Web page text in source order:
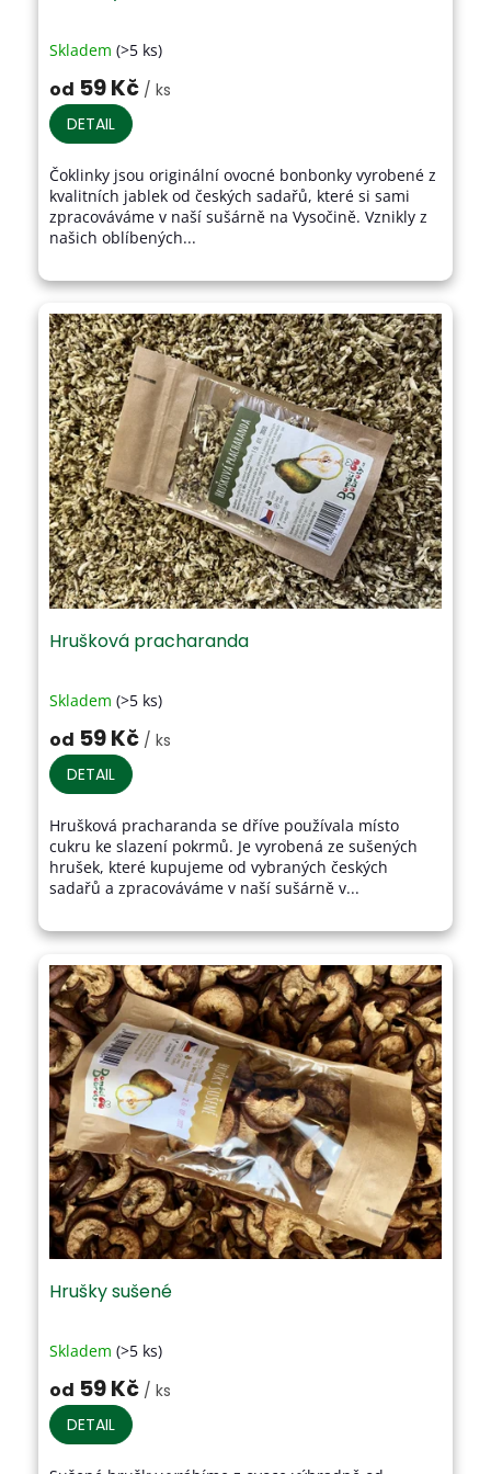
Průměrné
produktu
je
4,1
5
hvězdiček.
Skladem (>5 ks)
od 59 Kč / ks
DETAIL
Čoklinky jsou originální ovocné bonbonky vyrobené z
kvalitních jablek od českých sadařů, které si sami
zpracováváme v naší sušárně na Vysočině. Vznikly z
našich oblíbených...
Hrušková pracharanda
Průměrné
produktu
je
4,1
5
hvězdiček.
Skladem (>5 ks)
od 59 Kč / ks
DETAIL
Hrušková pracharanda se dříve používala místo
cukru ke slazení pokrmů. Je vyrobená ze sušených
hrušek, které kupujeme od vybraných českých
sadařů a zpracováváme v naší sušárně v...
Hrušky sušené
Průměrné
produktu
je
3,6
Skladem (>5 ks)
od 59 Kč / ks
DETAIL